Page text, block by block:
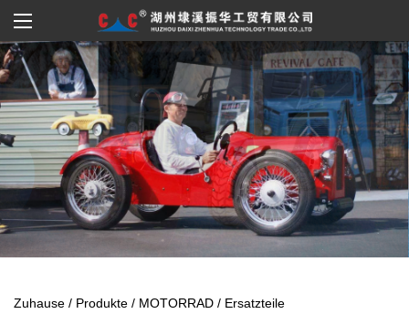
Zuhause / Produkte / MOTORRAD / Ersatzteile